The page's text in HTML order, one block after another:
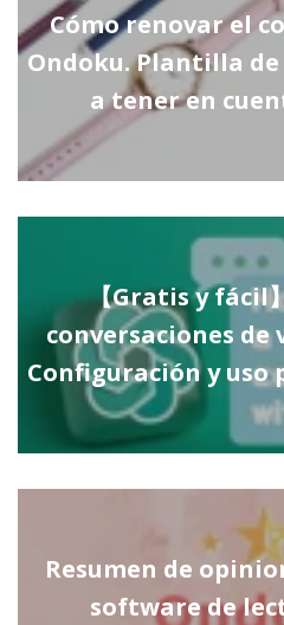
Cómo renovar el
Ondoku. Plantilla
a tener en
【Gratis y fácil
conversaciones de
Configuración y uso
Resumen de
software de